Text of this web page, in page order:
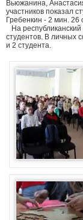
Вьюжанина,
участников показал
Гребенкин - 2 мин. 26
На
студентов. В личных
и 2 студента.